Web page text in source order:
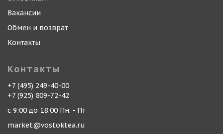
Вакансии
Обмен и возврат
Контакты
Контакты
+7 (495) 249-40-00
+7 (925) 809-72-42
с 9:00 до 18:00 Пн. - Пт
market@vostoktea.ru